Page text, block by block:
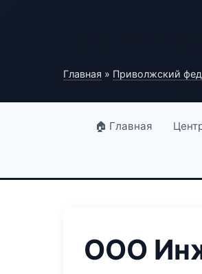
Главная » Приволжский
🏠 Главная
ООО